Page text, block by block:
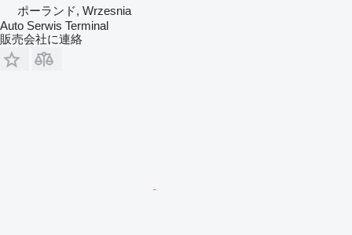
ポーランド, Wrzesnia
Auto Serwis Terminal
販売会社に連絡